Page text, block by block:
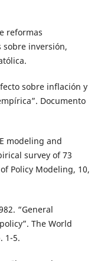
reformas
sobre inversión,
sobre inflación y
Documento
modeling and
survey of 73
Policy Modeling, 10,
“General
The World
1-5.